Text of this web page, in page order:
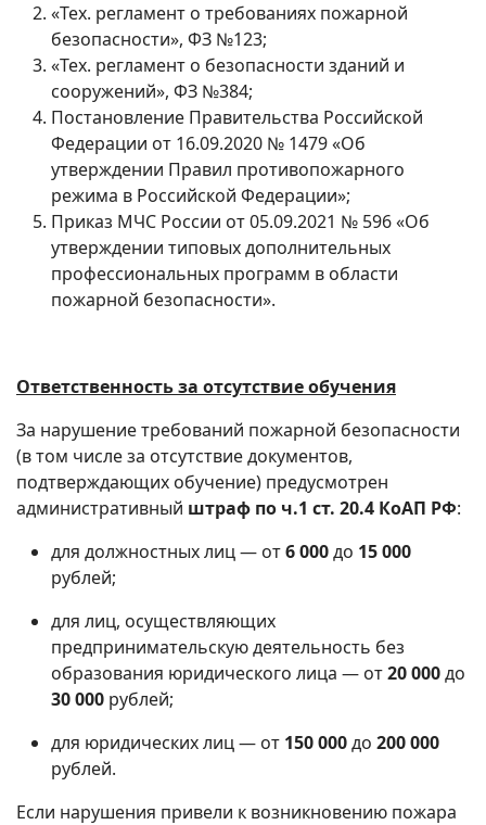
«Тех. регламент о требованиях пожарной
безопасности», ФЗ №123;
«Тех. регламент о безопасности зданий и
сооружений», ФЗ №384;
Постановление Правительства Российской
Федерации от 16.09.2020 № 1479 «Об
утверждении Правил противопожарного
режима в Российской Федерации»;
Приказ МЧС России от 05.09.2021 № 596 «Об
утверждении типовых дополнительных
профессиональных программ в области
пожарной безопасности».
Ответственность за отсутствие обучения
За нарушение требований пожарной безопасности
(в том числе за отсутствие документов,
подтверждающих обучение) предусмотрен
административный штраф по ч.1 ст. 20.4 КоАП РФ:
для должностных лиц — от6 000до 15 000
рублей;
для лиц, осуществляющих
предпринимательскую деятельность без
образования юридического лица — от20 000до
30 000 рублей;
для юридических лиц — от 150 000до 200 000
рублей.
Если нарушения привели к возникновению пожара